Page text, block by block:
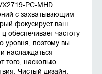
PC-MHD.
с захватывающим
фокусирует ваш
обеспечивает частоту
уровня, поэтому вы
наслаждаться
того, насколько
Чистый дизайн,